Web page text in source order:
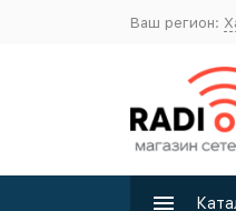
Ваш регион: